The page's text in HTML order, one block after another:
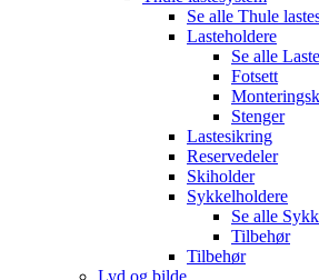
Se alle Thule
Lasteholdere
Se alle
Fotsett
Stenger
Lastesikring
Reservedeler
Skiholder
Sykkelholdere
Se alle
Tilbehør
Tilbehør
Lyd og bilde